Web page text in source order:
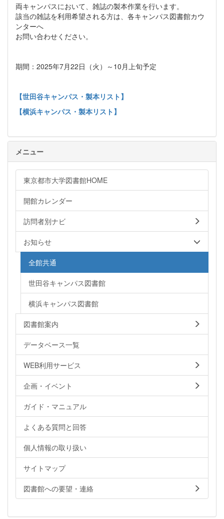
両キャンパスにおいて、雑誌の製本作業を行います。
該当の雑誌を利用希望される方は、各キャンパス図書館カウ
ンターへ
お問い合わせください。
期間：2025年7月22日（火）～10月上旬予定
【世田谷キャンパス・製本リスト】
【横浜キャンパス・製本リスト】
メニュー
東京都市大学図書館HOME
開館カレンダー
訪問者別ナビ
お知らせ
全館共通
世田谷キャンパス図書館
横浜キャンパス図書館
図書館案内
データベース一覧
WEB利用サービス
企画・イベント
ガイド・マニュアル
よくある質問と回答
個人情報の取り扱い
サイトマップ
図書館への要望・連絡